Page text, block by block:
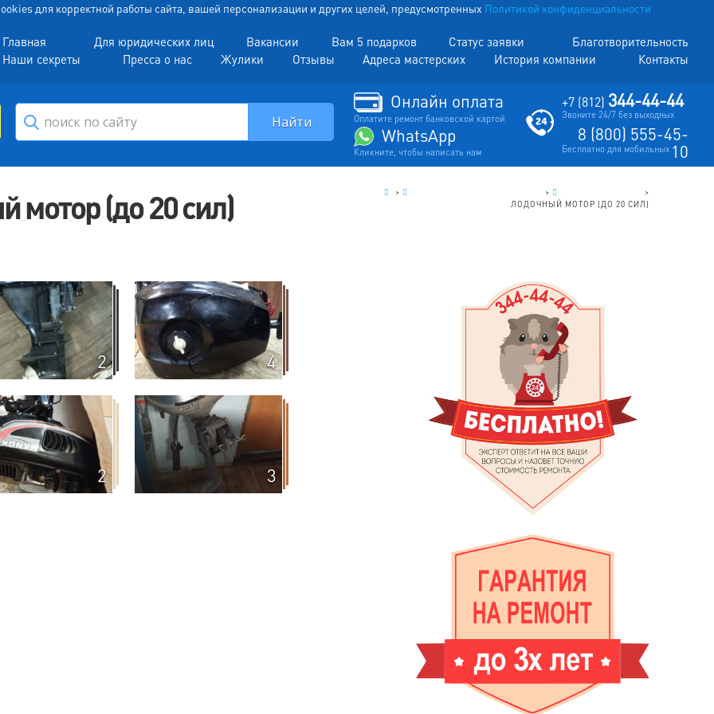
для корректной работы сайта, вашей персонализации и других целей, предусмотренных Политикой конфиденциальности
Главная Для юридических лиц Вакансии Вам 5 подарков Статус заявки
Благотворительность
Наши секреты
Пресса о нас Жулики Отзывы Адреса мастерских История компании Контакты
Онлайн оплата
Оплатите ремонт банковской картой
WhatsApp
Кликните, чтобы написать нам
+7 (812) 344-44-44
Звоните 24/7 без выходных
8 (800) 555-45-
10
Бесплатно для мобильных
(до 20 сил) > >
>
ЛОДОЧНЫЙ МОТОР (ДО 20 СИЛ)
2 4
2 3